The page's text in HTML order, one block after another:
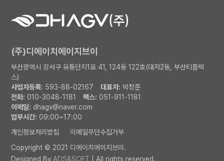
(주)디에이치에이지브이
부산광역시 강서구 유통단지1로 41, 124동 122호(대저2동, 부산티플렉
스)
사업자등록: 593-88-02167 대표자: 박창준
전화: 010-3048-1181 팩스: 051-911-1181
이메일: dhagv@naver.com
업무시간: 09:00~17:00
개인정보처리방침
이메일무단수집거부
Copyright © 2021 디에이치에이지브이.
Designed By ADS&SOFT | All rights reserved.